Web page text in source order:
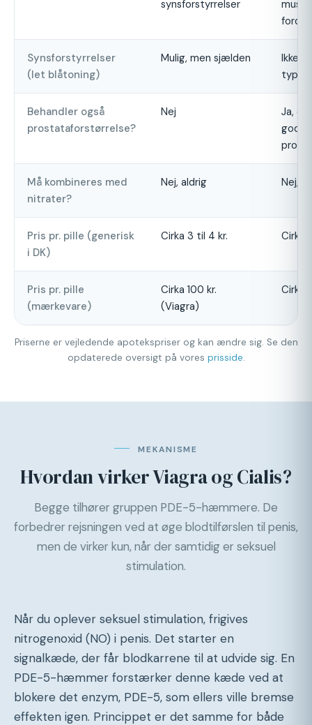
synsforstyrrelser
Synsforstyrrelser
(let blåtoning)
Mulig, men sjælden
Ikke
typisk
Behandler også
prostataforstørrelse?
Nej
Ja,
Må kombineres med
nitrater?
Nej, aldrig Nej,
Pris pr. pille (generisk
i DK)
Cirka 3 til 4 kr. Cirka
Pris pr. pille
(mærkevare)
Cirka 100 kr.
(Viagra)
Cirka
Priserne er vejledende apotekspriser og kan ændre sig. Se den
opdaterede oversigt på vores prisside.
MEKANISME
Hvordan virker Viagra og Cialis?
Begge tilhører gruppen PDE-5-hæmmere. De
forbedrer rejsningen ved at øge blodtilførslen til penis,
men de virker kun, når der samtidig er seksuel
stimulation.
Når du oplever seksuel stimulation, frigives
nitrogenoxid (NO) i penis. Det starter en
signalkæde, der får blodkarrene til at udvide sig. En
PDE-5-hæmmer forstærker denne kæde ved at
blokere det enzym, PDE-5, som ellers ville bremse
effekten igen. Princippet er det samme for både